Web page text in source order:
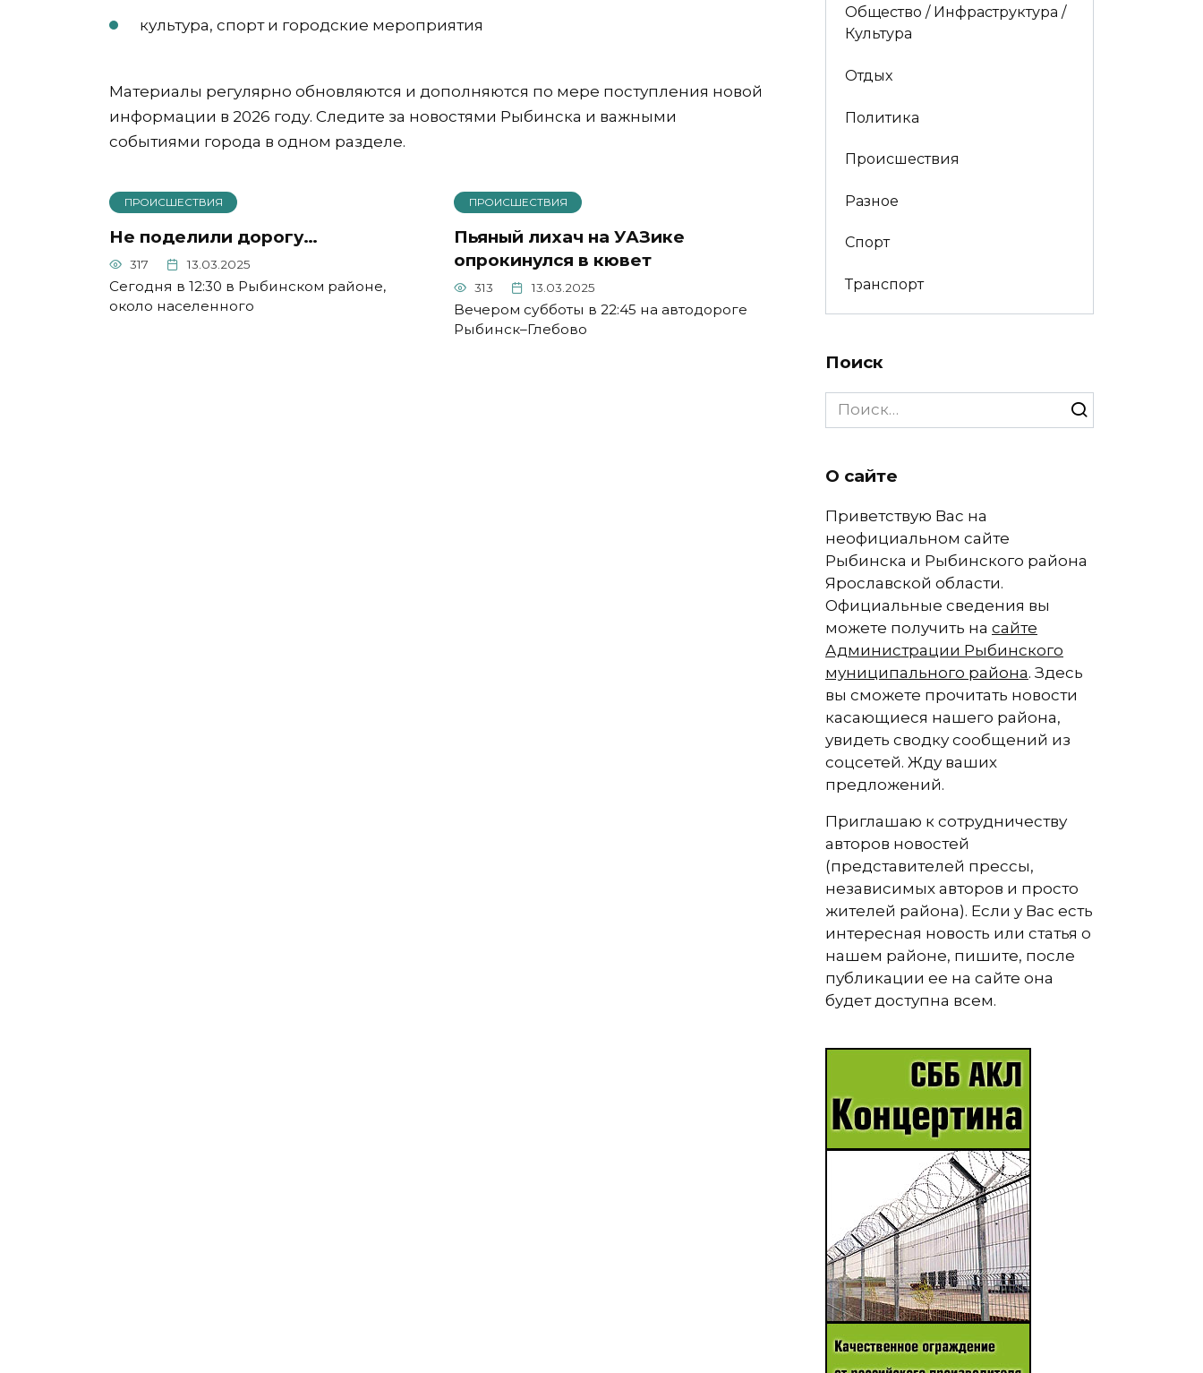
культура, спорт и городские мероприятия
Материалы регулярно обновляются и дополняются по мере поступления новой
информации в 2026 году. Следите за новостями Рыбинска и важными
событиями города в одном разделе.
ПРОИСШЕСТВИЯ
Не поделили дорогу…
317 13.03.2025
Сегодня в 12:30 в Рыбинском районе,
около населенного
ПРОИСШЕСТВИЯ
Пьяный лихач на УАЗике
опрокинулся в кювет
313 13.03.2025
Вечером субботы в 22:45 на автодороге
Рыбинск–Глебово
Общество / Инфраструктура /
Культура
Отдых
Политика
Происшествия
Разное
Спорт
Транспорт
Поиск
Search
for:
О сайте
Приветствую Вас на
неофициальном сайте
Рыбинска и Рыбинского района
Ярославской области.
Официальные сведения вы
можете получить на сайте
Администрации Рыбинского
муниципального района. Здесь
вы сможете прочитать новости
касающиеся нашего района,
увидеть сводку сообщений из
соцсетей. Жду ваших
предложений.
Приглашаю к сотрудничеству
авторов новостей
(представителей прессы,
независимых авторов и просто
жителей района). Если у Вас есть
интересная новость или статья о
нашем районе, пишите, после
публикации ее на сайте она
будет доступна всем.